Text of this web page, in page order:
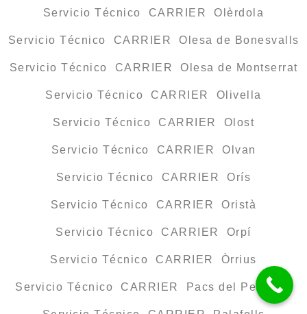
Servicio Técnico CARRIER Olèrdola
Servicio Técnico CARRIER Olesa de Bonesvalls
Servicio Técnico CARRIER Olesa de Montserrat
Servicio Técnico CARRIER Olivella
Servicio Técnico CARRIER Olost
Servicio Técnico CARRIER Olvan
Servicio Técnico CARRIER Orís
Servicio Técnico CARRIER Oristà
Servicio Técnico CARRIER Orpí
Servicio Técnico CARRIER Òrrius
Servicio Técnico CARRIER Pacs del Penedès